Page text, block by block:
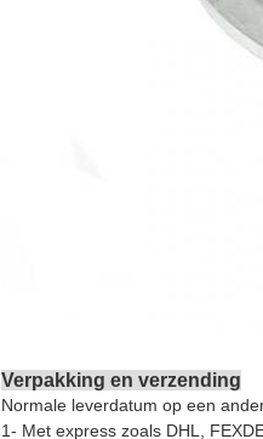
Verpakking en verzending
Normale leverdatum op een
1- Met express zoals DHL,